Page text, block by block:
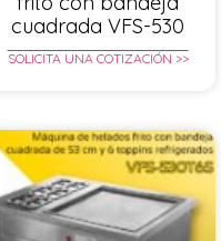
cuadrada VFS-530
SOLICITA UNA COTIZACIÓN >>